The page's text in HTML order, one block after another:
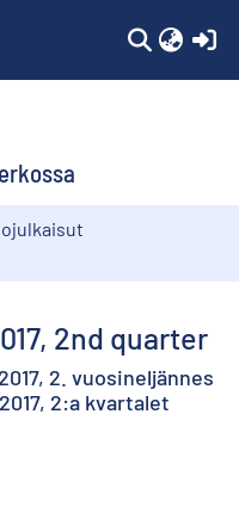
2nd quarter
2. vuosineljännes
2:a kvartalet